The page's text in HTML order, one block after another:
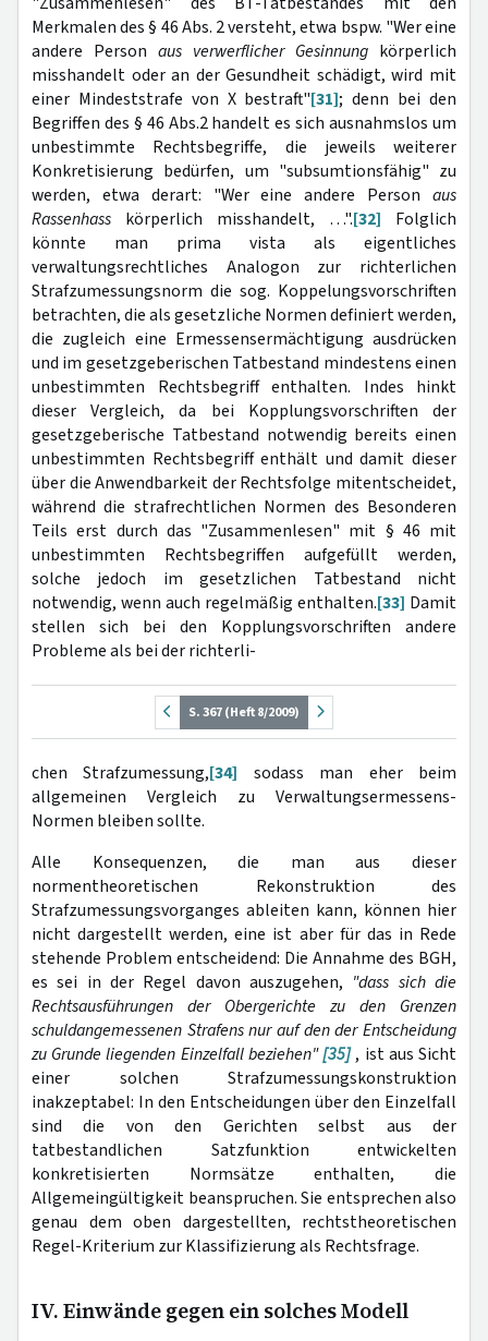
Merkmalen des § 46 Abs. 2 versteht, etwa bspw. "Wer eine
andere Person aus verwerflicher Gesinnung körperlich
misshandelt oder an der Gesundheit schädigt, wird mit
einer Mindeststrafe von X bestraft"[31]; denn bei den
Begriffen des § 46 Abs.2 handelt es sich ausnahmslos um
unbestimmte Rechtsbegriffe, die jeweils weiterer
Konkretisierung bedürfen, um "subsumtionsfähig" zu
werden, etwa derart: "Wer eine andere Person aus
Rassenhass körperlich misshandelt, …".[32] Folglich
könnte man prima vista als eigentliches
verwaltungsrechtliches Analogon zur richterlichen
Strafzumessungsnorm die sog. Koppelungsvorschriften
betrachten, die als gesetzliche Normen definiert werden,
die zugleich eine Ermessensermächtigung ausdrücken
und im gesetzgeberischen Tatbestand mindestens einen
unbestimmten Rechtsbegriff enthalten. Indes hinkt
dieser Vergleich, da bei Kopplungsvorschriften der
gesetzgeberische Tatbestand notwendig bereits einen
unbestimmten Rechtsbegriff enthält und damit dieser
über die Anwendbarkeit der Rechtsfolge mitentscheidet,
während die strafrechtlichen Normen des Besonderen
Teils erst durch das "Zusammenlesen" mit § 46 mit
unbestimmten Rechtsbegriffen aufgefüllt werden,
solche jedoch im gesetzlichen Tatbestand nicht
notwendig, wenn auch regelmäßig enthalten.[33] Damit
stellen sich bei den Kopplungsvorschriften andere
Probleme als bei der richterli-
S. 367 (Heft 8/2009)
chen Strafzumessung,[34] sodass man eher beim
allgemeinen Vergleich zu Verwaltungsermessens-
Normen bleiben sollte.
Alle Konsequenzen, die man aus dieser
normentheoretischen Rekonstruktion des
Strafzumessungsvorganges ableiten kann, können hier
nicht dargestellt werden, eine ist aber für das in Rede
stehende Problem entscheidend: Die Annahme des BGH,
es sei in der Regel davon auszugehen, "dass sich die
Rechtsausführungen der Obergerichte zu den Grenzen
schuldangemessenen Strafens nur auf den der Entscheidung
zu Grunde liegenden Einzelfall beziehen"[35] , ist aus Sicht
einer solchen Strafzumessungskonstruktion
inakzeptabel: In den Entscheidungen über den Einzelfall
sind die von den Gerichten selbst aus der
tatbestandlichen Satzfunktion entwickelten
konkretisierten Normsätze enthalten, die
Allgemeingültigkeit beanspruchen. Sie entsprechen also
genau dem oben dargestellten, rechtstheoretischen
Regel-Kriterium zur Klassifizierung als Rechtsfrage.
IV. Einwände gegen ein solches Modell